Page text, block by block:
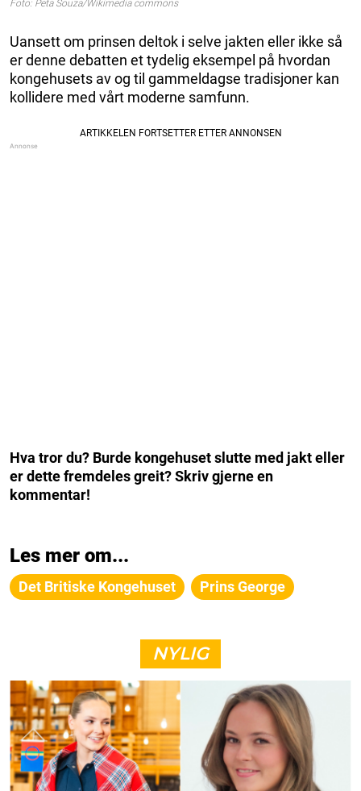
Foto: Peta Souza/Wikimedia commons
Uansett om prinsen deltok i selve jakten eller ikke så
er denne debatten et tydelig eksempel på hvordan
kongehusets av og til gammeldagse tradisjoner kan
kollidere med vårt moderne samfunn.
Hva tror du? Burde kongehuset slutte med jakt eller
er dette fremdeles greit? Skriv gjerne en
kommentar!
Les mer om...
Det Britiske Kongehuset Prins George
NYLIG